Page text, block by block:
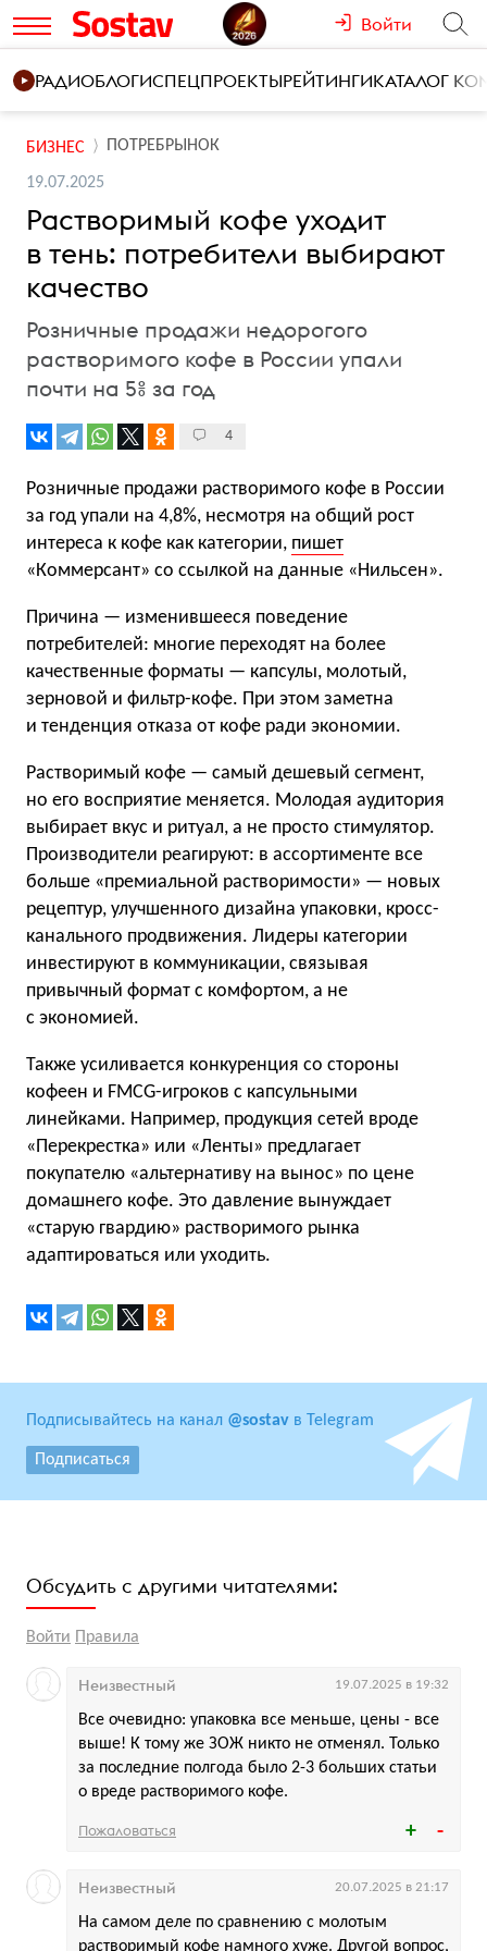
Войти
РАДИОБЛОГИСПЕЦПРОЕКТЫРЕЙТИНГИКАТАЛОГ
БИЗНЕС ПОТРЕБРЫНОК
19.07.2025
Растворимый кофе уходит
в тень: потребители выбирают
качество
Розничные продажи недорогого
растворимого кофе в России упали
почти на 5% за год
4
Розничные продажи растворимого кофе в России
за год упали на 4,8%, несмотря на общий рост
интереса к кофе как категории, пишет
«Коммерсант» со ссылкой на данные «Нильсен».
Причина — изменившееся поведение
потребителей: многие переходят на более
качественные форматы — капсулы, молотый,
зерновой и фильтр-кофе. При этом заметна
и тенденция отказа от кофе ради экономии.
Растворимый кофе — самый дешевый сегмент,
но его восприятие меняется. Молодая аудитория
выбирает вкус и ритуал, а не просто стимулятор.
Производители реагируют: в ассортименте все
больше «премиальной растворимости» — новых
рецептур, улучшенного дизайна упаковки, кросс-
канального продвижения. Лидеры категории
инвестируют в коммуникации, связывая
привычный формат с комфортом, а не
с экономией.
Также усиливается конкуренция со стороны
кофеен и FMCG-игроков с капсульными
линейками. Например, продукция сетей вроде
«Перекрестка» или «Ленты» предлагает
покупателю «альтернативу на вынос» по цене
домашнего кофе. Это давление вынуждает
«старую гвардию» растворимого рынка
адаптироваться или уходить.
Подписывайтесь на канал @sostav в Telegram
Подписаться
Обсудить с другими читателями:
Войти Правила
Все очевидно: упаковка все меньше, цены - все
выше! К тому же ЗОЖ никто не отменял. Только
за последние полгода было 2-3 больших статьи
о вреде растворимого кофе.
Неизвестный 19.07.2025 в 19:32
Пожаловаться
На самом деле по сравнению с молотым
растворимый кофе намного хуже. Другой вопрос,
Неизвестный 20.07.2025 в 21:17